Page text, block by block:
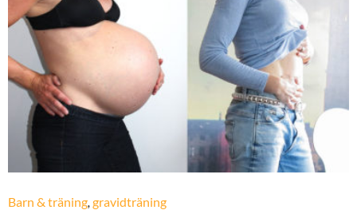
Barn & träning gravidträning